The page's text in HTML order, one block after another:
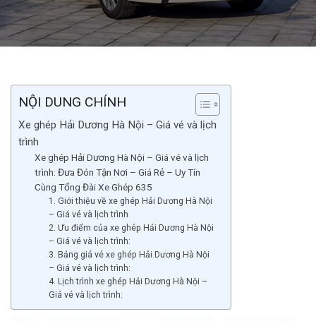
NỘI DUNG CHÍNH
Xe ghép Hải Dương Hà Nội – Giá vé và lịch
trình
Xe ghép Hải Dương Hà Nội – Giá vé và lịch
trình: Đưa Đón Tận Nơi – Giá Rẻ – Uy Tín
Cùng Tổng Đài Xe Ghép 635
1. Giới thiệu về xe ghép Hải Dương Hà Nội
– Giá vé và lịch trình
2. Ưu điểm của xe ghép Hải Dương Hà Nội
– Giá vé và lịch trình:
3. Bảng giá vé xe ghép Hải Dương Hà Nội
– Giá vé và lịch trình:
4. Lịch trình xe ghép Hải Dương Hà Nội –
Giá vé và lịch trình: